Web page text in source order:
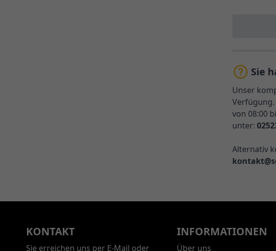
Sie
Unser
von 08:00
unter:
Alternativ
KONTAKT
Sie erreichen uns per E-Mail oder
INFORMATIONEN
Über uns